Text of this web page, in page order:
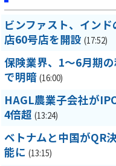
ビンファスト、イン
店60号店を開設 (17:52)
保険業界、1～6月期
で明暗 (16:00)
HAGL農業子会社が
4倍超 (13:24)
ベトナムと中国がQR
能に (13:15)